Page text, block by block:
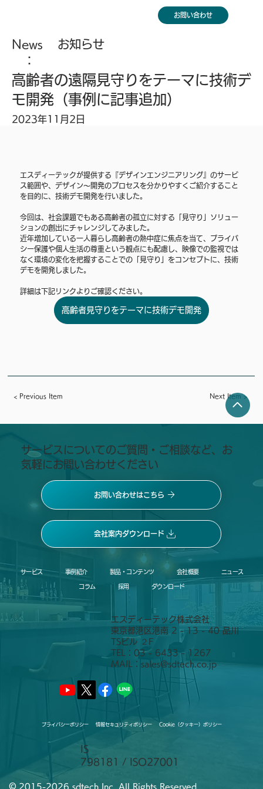
お問い合わせ
News
：
お知らせ
高齢者の遠隔見守りをテーマに技術デ
モ開発（事例に記事追加）
2023年11月2日
エスディーテックが提供する『デザインエンジニアリング』のサービ
ス範囲や、デザイン～開発のプロセスを分かりやすくご紹介すること
を目的に、技術デモ開発を行いました。
今回は、社会課題でもある高齢者の孤立に対する「見守り」ソリュー
ションの創出にチャレンジしてみました。
近年増加している一人暮らし高齢者の熱中症に焦点を当て、プライバ
シー保護や個人生活の尊重という観点にも配慮し、映像での監視では
なく環境の変化を把握することでの「見守り」をコンセプトに、技術
デモを開発しました。
詳細は下記リンクよりご確認ください。
高齢者見守りをテーマに技術デモ開発
< Previous Item Next Item >
IS
798181 / ISO27001
エスディーテック株式会社
東京都港区港南 2 - 13 - 40 品川
TSビル ２F
TEL：03 - 6433 - 1267
MAIL：sales@sdtech.co.jp
プライバシーポリシー 情報セキュリティポリシー Cookie（クッキー）ポリシー
​サービスについてのご質問・ご相談など、お
気軽にお問い合わせください
会社案内ダウンロード
お問い合わせはこちら
サービス 事例紹介 製品・コンテンツ 会社概要 ニュース
コラム 採用 ダウンロード
© 2015-2026 sdtech Inc. All Rights Reserved.